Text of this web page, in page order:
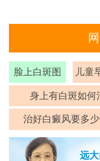
脸上白斑图 儿童
身上有白斑如何
治好白癜风要多
远